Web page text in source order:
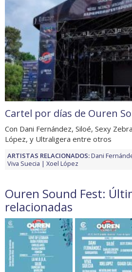
Cartel por días de Ouren
Con Dani Fernández, Siloé, Sexy
López, y Ultraligera entre otros
ARTISTAS RELACIONADOS:Dani
Viva Suecia
Xoel López
Ouren Sound Fest:
relacionadas